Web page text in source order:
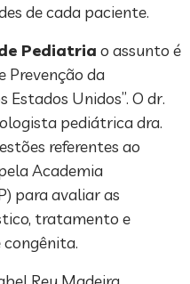
de cada paciente.
Pediatria o assunto é
Prevenção da
Unidos”. O dr.
pediátrica dra.
referentes ao
Academia
para avaliar as
tratamento e